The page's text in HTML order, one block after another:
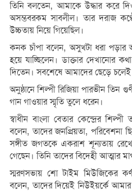
তিনি বলতেন, আমাকে উদ্ধার করে
অসম্ভবরকম সাবলীল। তার দরাজ
উচ্চতায় নিয়ে গিয়েছিল।
কনক চাঁপা বলেন, অসুখটা ধরা
হয়ে যাচ্ছিলেন। ডাক্তার দেখানোর
দিতেন। সবশেষে আমাদের ছেড়ে চলেই
অনুষ্ঠানে শিল্পী রিজিয়া পারভীন তিন
গান গাওয়ার স্মৃতি তুলে ধরেন।
স্বাধীন বাংলা বেতার কেন্দ্রের
বলেন, তাদের জনপ্রিয়তা, পরিবেশনা
সঙ্গীত জগতকে একরাশ শূন্যতায়
গেছেন। তিনি তাদের বিদেহী আত্মার
স্মরণসভায় শো টাইম মিউজিকের
বলেন, তাদের দিয়েই নিউইয়র্কে